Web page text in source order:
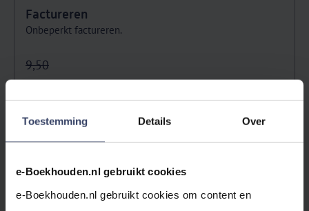
Toestemming Details Over
e-Boekhouden.nl gebruikt cookies
e-Boekhouden.nl gebruikt cookies om content en
Factureren
Onbeperkt factureren.
9,50
4,75
Bespaar €4,75
Gratis uitproberen